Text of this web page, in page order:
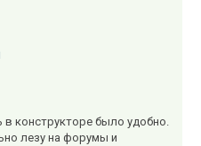
конструкторе было удобно.
лезу на форумы и